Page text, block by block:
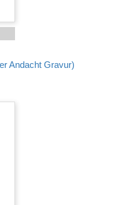
Andacht Gravur)